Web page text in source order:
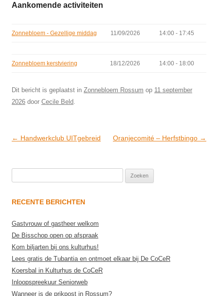
Aankomende activiteiten
Zonnebloem - Gezellige middag 11/09/2026 14:00 - 17:45
Zonnebloem kerstviering 18/12/2026 14:00 - 18:00
Dit bericht is geplaatst in Zonnebloem Rossum op 11 september
2026 door Cecile Beld
Post
← Handwerkclub UITgebreid Oranjecomité – Herfstbingo →
RECENTE BERICHTEN
Gastvrouw of gastheer welkom
De Bisschop open op afspraak
Kom biljarten bij ons kulturhus!
Lees gratis de Tubantia en ontmoet elkaar bij De CoCeR
Koersbal in Kulturhus de CoCeR
Inloopspreekuur Seniorweb
Wanneer is de prikpost in Rossum?